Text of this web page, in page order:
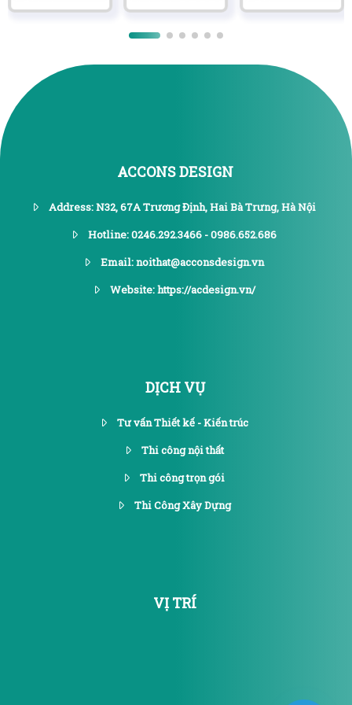
ACCONS DESIGN
Address: N32, 67A Trương Định, Hai Bà Trưng, Hà Nội
Hotline: 0246.292.3466 - 0986.652.686
Email: noithat@acconsdesign.vn
Website: https://acdesign.vn/
DỊCH VỤ
Tư vấn Thiết kế - Kiến trúc
Thi công nội thất
Thi công trọn gói
Thi Công Xây Dựng
VỊ TRÍ